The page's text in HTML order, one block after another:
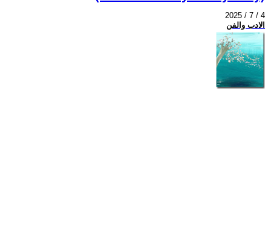
2025 / 7 / 4
الادب والفن